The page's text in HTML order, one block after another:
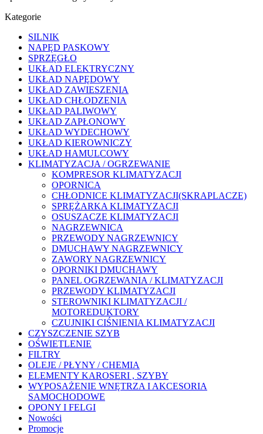
Kategorie
SILNIK
NAPĘD PASKOWY
SPRZĘGŁO
UKŁAD ELEKTRYCZNY
UKŁAD NAPĘDOWY
UKŁAD ZAWIESZENIA
UKŁAD CHŁODZENIA
UKŁAD PALIWOWY
UKŁAD ZAPŁONOWY
UKŁAD WYDECHOWY
UKŁAD KIEROWNICZY
UKŁAD HAMULCOWY
KLIMATYZACJA / OGRZEWANIE
KOMPRESOR KLIMATYZACJI
OPORNICA
CHŁODNICE KLIMATYZACJI(SKRAPLACZE)
SPRĘŻARKA KLIMATYZACJI
OSUSZACZE KLIMATYZACJI
NAGRZEWNICA
PRZEWODY NAGRZEWNICY
DMUCHAWY NAGRZEWNICY
ZAWORY NAGRZEWNICY
OPORNIKI DMUCHAWY
PANEL OGRZEWANIA / KLIMATYZACJI
PRZEWODY KLIMATYZACJI
STEROWNIKI KLIMATYZACJI /
MOTOREDUKTORY
CZUJNIKI CIŚNIENIA KLIMATYZACJI
CZYSZCZENIE SZYB
OŚWIETLENIE
FILTRY
OLEJE / PŁYNY / CHEMIA
ELEMENTY KAROSERI , SZYBY
WYPOSAŻENIE WNĘTRZA I AKCESORIA
SAMOCHODOWE
OPONY I FELGI
Nowości
Promocje